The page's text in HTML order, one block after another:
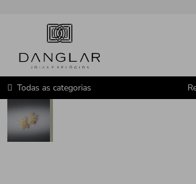
Todas as categorias